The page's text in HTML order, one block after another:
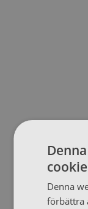
Denna
förbättra